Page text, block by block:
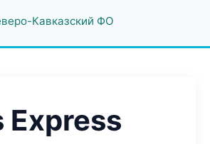
Кавказский ФО
Express